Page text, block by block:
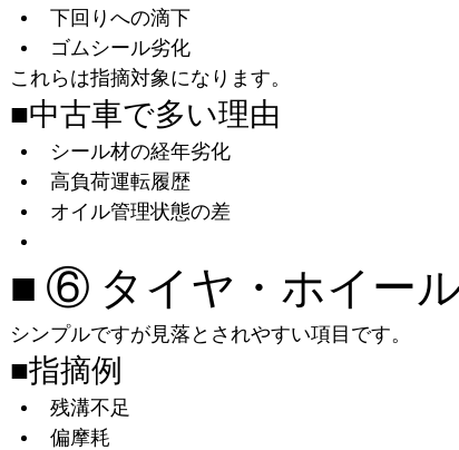
下回りへの滴下
ゴムシール劣化
これらは指摘対象になります。
■中古車で多い理由
シール材の経年劣化
高負荷運転履歴
オイル管理状態の差
■ ⑥ タイヤ・ホイー
シンプルですが見落とされやすい項目です。
■指摘例
残溝不足
偏摩耗